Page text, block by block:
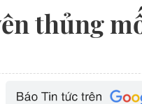
thủng